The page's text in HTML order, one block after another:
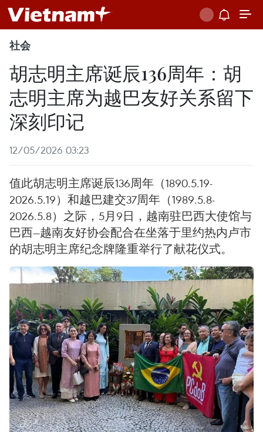
社会
胡志明主席诞辰136周年：胡
志明主席为越巴友好关系留下
深刻印记
12/05/2026 03:23
值此胡志明主席诞辰136周年（1890.5.19-
2026.5.19）和越巴建交37周年（1989.5.8-
2026.5.8）之际，5月9日，越南驻巴西大使馆与
巴西—越南友好协会配合在坐落于里约热内卢市
的胡志明主席纪念牌隆重举行了献花仪式。